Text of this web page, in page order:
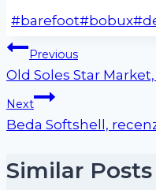
Post
Tags:
#barefoot#bobux#
Navigácia
v
článku
Previous
Old Soles Star
Next
Beda Softshell,
Similar Posts